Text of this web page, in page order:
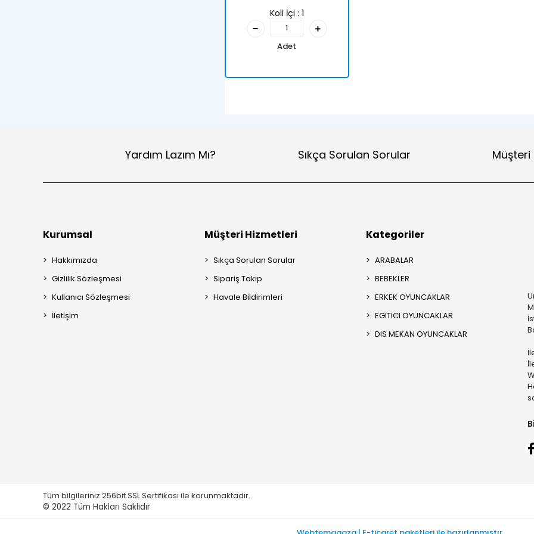
Koli İçi : 1
Adet
Yardım Lazım Mı? Sıkça Sorulan Sorular
Kurumsal
Hakkımızda
Gizlilik Sözleşmesi
Kullanıcı Sözleşmesi
İletişim
Müşteri Hizmetleri
Sıkça Sorulan Sorular
Sipariş Takip
Havale Bildirimleri
Kategoriler
ARABALAR
BEBEKLER
ERKEK OYUNCAKLAR
EGITICI OYUNCAKLAR
DIS MEKAN OYUNCAKLAR
Tüm bilgileriniz 256bit SSL Sertifikası ile korunmaktadır.
© 2022 Tüm Hakları Saklıdır